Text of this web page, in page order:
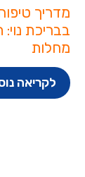
מדריך
בבריכת
מחלות
לקריאה